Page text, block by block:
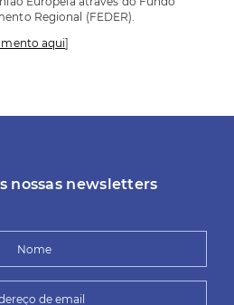
Regional (FEDER).
aqui]
nossas newsletters